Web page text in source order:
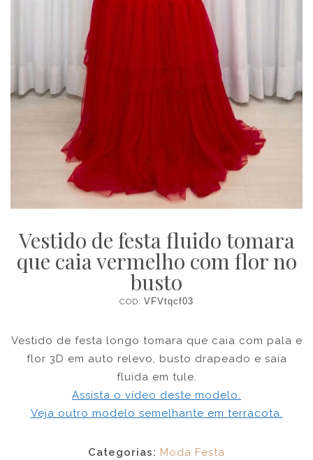
Vestido de festa fluido tomara
que caia vermelho com flor no
busto
COD: VFVtqcf03
Vestido de festa longo tomara que caia com pala e
flor 3D em auto relevo, busto drapeado e saia
fluida em tule.
Assista o vídeo deste modelo.
Veja outro modelo semelhante em terracota.
Categorias: Moda Festa